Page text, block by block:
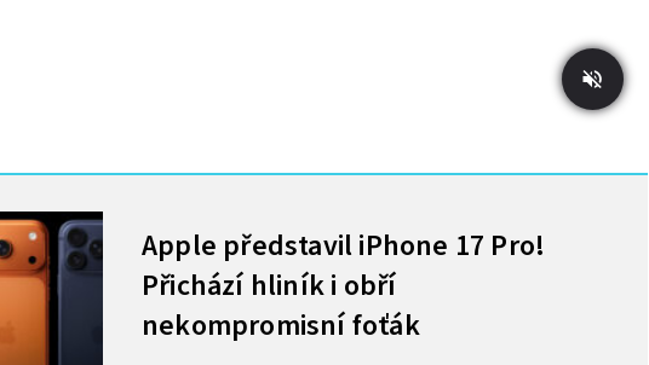
Apple představil iPhone 17 Pro!
Přichází hliník i obří
nekompromisní foťák